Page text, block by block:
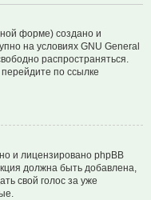
форме) создано и
на условиях GNU General
распространяться.
по ссылке
и лицензировано phpBB
должна быть добавлена,
свой голос за уже